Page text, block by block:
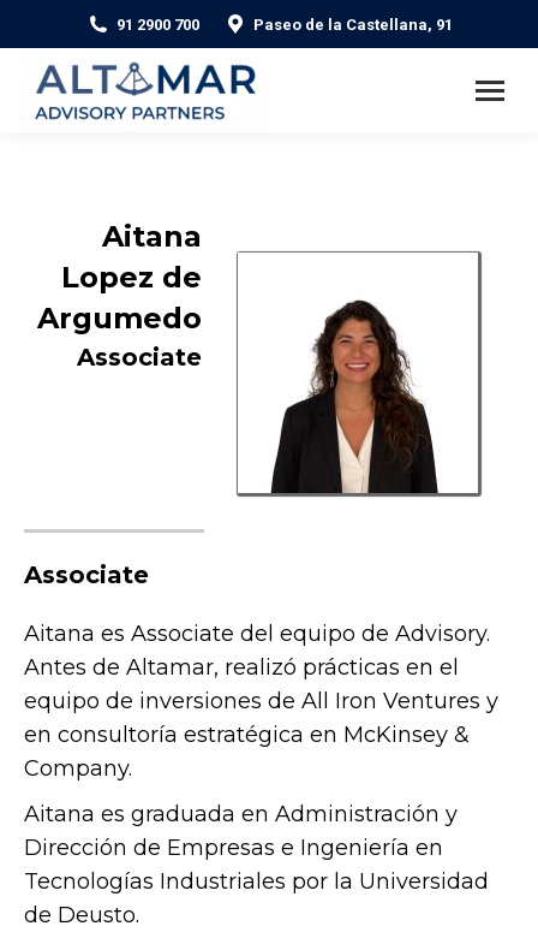
91 2900 700 Paseo de la Castellana, 91
Aitana
Lopez de
Argumedo
Associate
Associate
Aitana es Associate del equipo de Advisory.
Antes de Altamar, realizó prácticas en el
equipo de inversiones de All Iron Ventures y
en consultoría estratégica en McKinsey &
Company.
Aitana es graduada en Administración y
Dirección de Empresas e Ingeniería en
Tecnologías Industriales por la Universidad
de Deusto.